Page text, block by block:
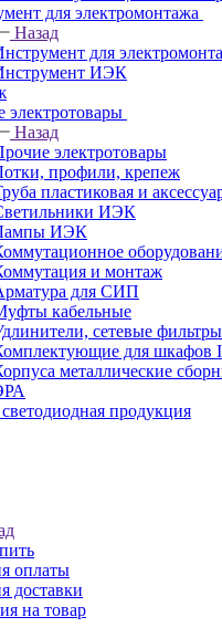
для электромонтажа
Назад
для
ИЭК
электротовары
Назад
электротовары
профили, крепеж
пластиковая и
ИЭК
ИЭК
и монтаж
для СИП
кабельные
сетевые фильтры
для шкафов
металлические
продукция
оплаты
доставки
на товар